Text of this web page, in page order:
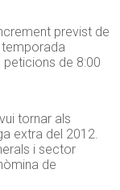
previst de
peticions de 8:00
tornar als
extra del 2012.
i sector
de